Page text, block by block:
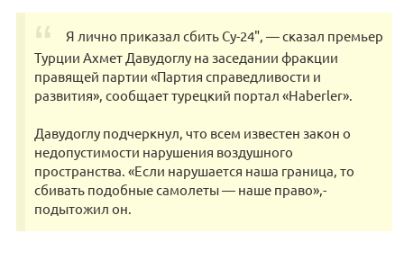
Я лично приказал сбить Су-24", — сказал премьер
Турции Ахмет Давудоглу на заседании фракции
правящей партии «Партия справедливости и
развития», сообщает турецкий портал «Haberler».
Давудоглу подчеркнул, что всем известен закон о
недопустимости нарушения воздушного
пространства. «Если нарушается наша граница, то
сбивать подобные самолеты — наше право»,-
подытожил он.